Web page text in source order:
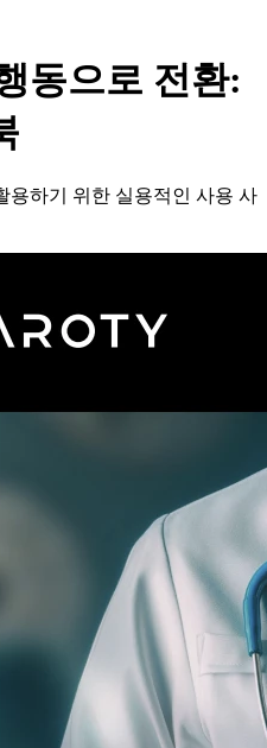
동으로 전환:
용하기 위한 실용적인 사용 사